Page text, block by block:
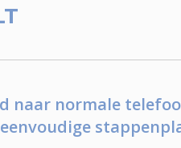
naar normale